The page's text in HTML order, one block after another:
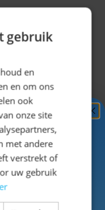
zijn
pretzel en
ontwerp zijn deze
bierfeesten,
gewicht en
aanvulling op een
en geven
accent.
evenement gaat
gebruik
en
en om ons
ook
onze site
met andere
verstrekt of
uw gebruik
ontvang toegang